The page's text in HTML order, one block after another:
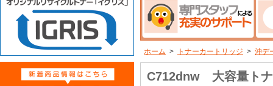
ホーム > トナーカートリッジ > 沖デ
C712dnw 大容量ト